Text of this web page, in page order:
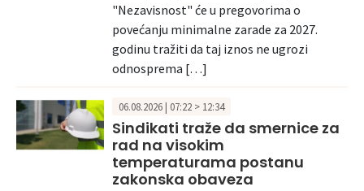
"Nezavisnost" će u pregovorima o
povećanju minimalne zarade za 2027.
godinu tražiti da taj iznos ne ugrozi
odnosprema […]
06.08.2026 | 07:22 > 12:34
Sindikati traže da smernice za
rad na visokim
temperaturama postanu
zakonska obaveza